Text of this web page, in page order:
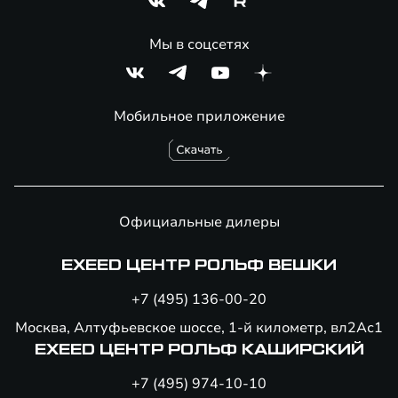
Мобильное приложение
Мы в соцсетях
Официальные дилеры
EXEED ЦЕНТР РОЛЬФ ВЕШКИ
+7 (495) 136-00-20
Москва, Алтуфьевское шоссе, 1-й километр, вл2Ас1
EXEED ЦЕНТР РОЛЬФ КАШИРСКИЙ
+7 (495) 974-10-10